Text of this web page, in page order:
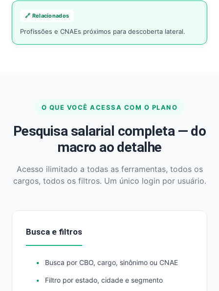
🔗 Relacionados
Profissões e CNAEs próximos para descoberta lateral.
O QUE VOCÊ ACESSA COM O PLANO
Pesquisa salarial completa — do
macro ao detalhe
Acesso ilimitado a todas as ferramentas, todos os
cargos, todos os filtros. Um único login por usuário.
Busca e filtros
Busca por CBO, cargo, sinônimo ou CNAE
Filtro por estado, cidade e segmento